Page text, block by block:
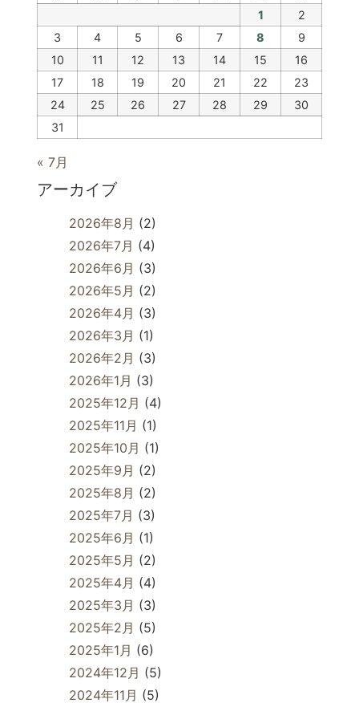
1
2
3
4 5 6 7 8
9
10
11 12 13 14 15
16
17
18 19 20 21 22
23
24
25 26 27 28 29
30
31
« 7月
アーカイブ
2026年8月 (2)
2026年7月 (4)
2026年6月 (3)
2026年5月 (2)
2026年4月 (3)
2026年3月 (1)
2026年2月 (3)
2026年1月 (3)
2025年12月 (4)
2025年11月 (1)
2025年10月 (1)
2025年9月 (2)
2025年8月 (2)
2025年7月 (3)
2025年6月 (1)
2025年5月 (2)
2025年4月 (4)
2025年3月 (3)
2025年2月 (5)
2025年1月 (6)
2024年12月 (5)
2024年11月 (5)